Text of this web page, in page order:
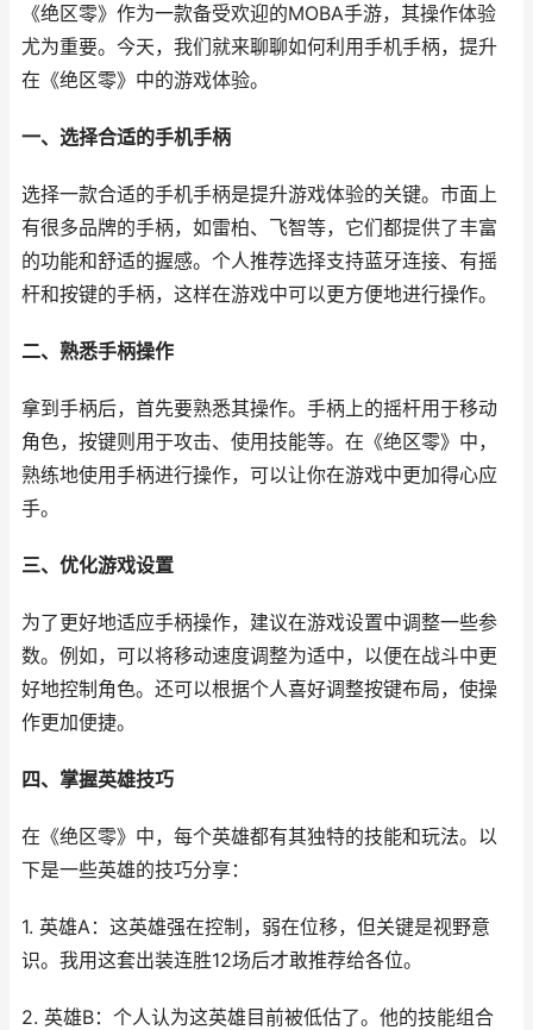
《绝区零》作为一款备受欢迎的MOBA手游，其操作体验
尤为重要。今天，我们就来聊聊如何利用手机手柄，提升
在《绝区零》中的游戏体验。
一、选择合适的手机手柄
选择一款合适的手机手柄是提升游戏体验的关键。市面上
有很多品牌的手柄，如雷柏、飞智等，它们都提供了丰富
的功能和舒适的握感。个人推荐选择支持蓝牙连接、有摇
杆和按键的手柄，这样在游戏中可以更方便地进行操作。
二、熟悉手柄操作
拿到手柄后，首先要熟悉其操作。手柄上的摇杆用于移动
角色，按键则用于攻击、使用技能等。在《绝区零》中，
熟练地使用手柄进行操作，可以让你在游戏中更加得心应
手。
三、优化游戏设置
为了更好地适应手柄操作，建议在游戏设置中调整一些参
数。例如，可以将移动速度调整为适中，以便在战斗中更
好地控制角色。还可以根据个人喜好调整按键布局，使操
作更加便捷。
四、掌握英雄技巧
在《绝区零》中，每个英雄都有其独特的技能和玩法。以
下是一些英雄的技巧分享：
1. 英雄A：这英雄强在控制，弱在位移，但关键是视野意
识。我用这套出装连胜12场后才敢推荐给各位。
2. 英雄B：个人认为这英雄目前被低估了。他的技能组合